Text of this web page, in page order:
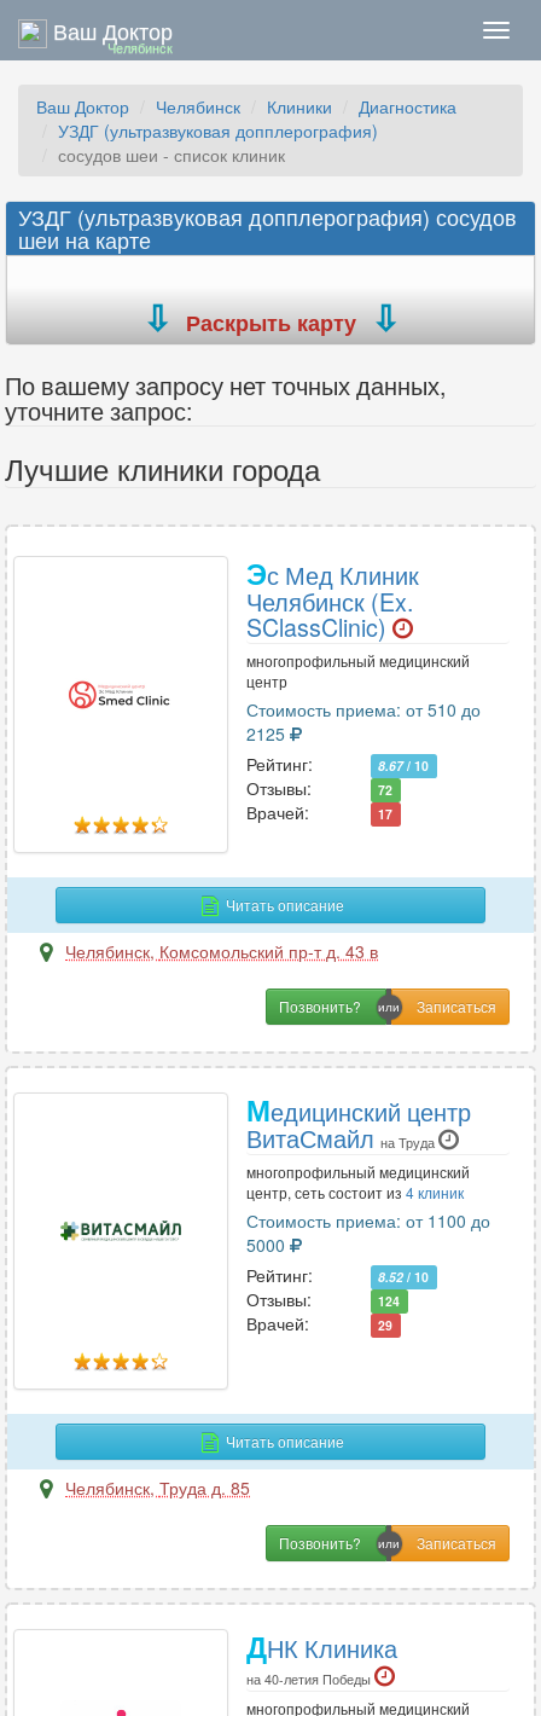
Ваш Доктор
Челябинск
Ваш Доктор Челябинск Клиники
Диагностика
УЗДГ (ультразвуковая допплерография)
сосудов шеи - список клиник
УЗДГ (ультразвуковая допплерография) сосудов
шеи на карте
Раскрыть карту
По вашему запросу нет точных данных,
уточните запрос:
Лучшие клиники города
Эс Мед Клиник
Челябинск (Ex.
SClassClinic)
многопрофильный медицинский
центр
Стоимость приема: от 510 до
2125
Рейтинг:
8.67/ 10
Отзывы: 72
Врачей: 17
Читать описание
Челябинск, Комсомольский пр-т д. 43 в
Позвонить?
Медицинский центр
ВитаСмайл на Труда
многопрофильный медицинский
центр, сеть состоит из 4 клиник
Стоимость приема: от 1100 до
5000
Рейтинг:
8.52 / 10
Отзывы: 124
Врачей: 29
Читать описание
Челябинск, Труда д. 85
Позвонить?
ДНК Клиника
на 40-летия Победы
многопрофильный медицинский